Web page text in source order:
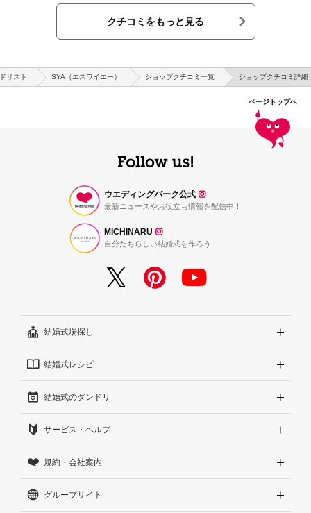
クチコミをもっと見る
リスト SYA（エスワイエー） ショップクチコミ一覧 ショップクチコミ詳細
ページトップへ
ウエディングパーク公式
最新ニュースやお役立ち情報を配信中！
MICHINARU
自分たちらしい結婚式を作ろう
結婚式場探し
エリアから探す
こだわりから探す
雰囲気から探す
見積りから探す
ランキングから探す
結婚式レシピ
結婚式準備レポート『ハナレポ』
結婚式当日の動画『ムビレポ』
結婚式のダンドリ
結婚準備ガイド
Wedding Park Magazine
結婚お悩みQ&A
サービス・ヘルプ
サイトコンセプト
はじめての方へ
規約・会社案内
利用規約
グループサイト